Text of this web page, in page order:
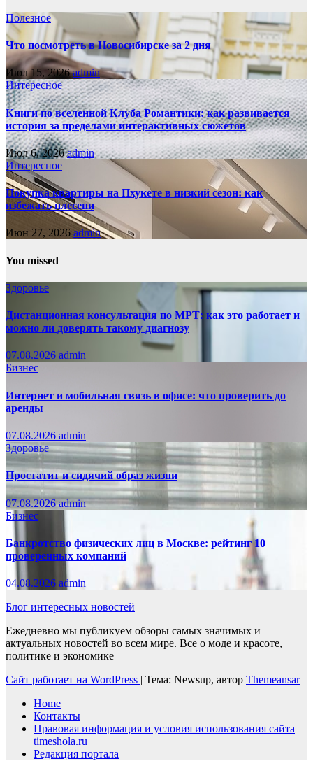
Полезное
Что посмотреть в Новосибирске за 2 дня
Июл 15, 2026admin
Интересное
Книги по вселенной Клуба Романтики: как развивается
история за пределами интерактивных сюжетов
Июл 6, 2026admin
Интересное
Покупка квартиры на Пхукете в низкий сезон: как
избежать плесени
Июн 27, 2026 admin
You missed
Здоровье
Дистанционная консультация по МРТ: как это работает и
можно ли доверять такому диагнозу
07.08.2026 admin
Бизнес
Интернет и мобильная связь в офисе: что проверить до
аренды
07.08.2026 admin
Здоровье
Простатит и сидячий образ жизни
07.08.2026admin
Бизнес
Банкротство физических лиц в Москве: рейтинг 10
проверенных компаний
04.08.2026 admin
Блог интересных новостей
Ежедневно мы публикуем обзоры самых значимых и
актуальных новостей во всем мире. Все о моде и красоте,
политике и экономике
Сайт работает на WordPress | Тема: Newsup, автор Themeansar
Home
Контакты
Правовая информация и условия использования сайта
timeshola.ru
Редакция портала